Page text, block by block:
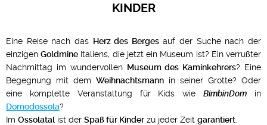
KINDER
Eine Reise nach das Herz des Bergesauf der Suche nach der
einzigenGoldmine Italiens, die jetzt ein Museum ist? Ein verrußter
Nachmittag im wundervollen Museum des Kaminkehrers? Eine
Begegnung mit dem Weihnachtsmann in seiner Grotte? Oder
eine komplette Veranstaltung für Kids wieBimbinDom in
Domodossola?
Im Ossolatal ist der Spaß für Kinder zu jeder Zeit garantiert